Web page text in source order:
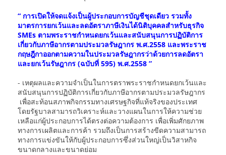
“ การเปิดให้จดแจ้งเป็นผู้ประกอบการบัญชีชุดเดียว รวมทั้ง
มาตรการยกเว้นและลดอัตราภาษีเงินได้นิติบุคคลสำหรับธุรกิจ
SMEs ตามพระราชกำหนดยกเว้นและสนับสนุนการปฏิบัติการ
เกี่ยวกับภาษีอากรตามประมวลรัษฎากร พ.ศ.2558 และพระราช
กฤษฎีกาออกตามความในประมวลรัษฎากรว่าด้วยการลดอัตรา
และยกเว้นรัษฎากร (ฉบับที่ 595) พ.ศ.2558 ”
- เหตุผลและความจำเป็นในการตราพระราชกำหนดยกเว้นและ
สนับสนุนการปฏิบัติการเกี่ยวกับภาษีอากรตามประมวลรัษฎากร
เพื่อสะท้อนสภาพกิจกรรมทางเศรษฐกิจที่แท้จริงของประเทศ
โดยรัฐบาลสามารถวิเคราะห์และวางแผนในการให้ความช่วย
เหลือแก่ผู้ประกอบการได้ตรงต่อความต้องการ เพื่อเพิ่มศักยภาพ
ทางการเผลิตและการค้า รวมถึงเป็นการสร้างขีดความสามารถ
ทางการแข่งขันให้กับผู้ประกอบการซึ่งส่วนใหญ่เป็นวิสาหกิจ
ขนาดกลางและขนาดย่อม